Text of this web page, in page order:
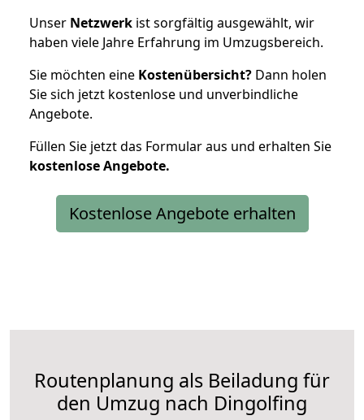
Unser Netzwerk ist sorgfältig ausgewählt, wir
haben viele Jahre Erfahrung im Umzugsbereich.
Sie möchten eine Kostenübersicht? Dann holen
Sie sich jetzt kostenlose und unverbindliche
Angebote.
Füllen Sie jetzt das Formular aus und erhalten Sie
kostenloseAngebote.
Kostenlose Angebote erhalten
Routenplanung als Beiladung für
den Umzug nach Dingolfing